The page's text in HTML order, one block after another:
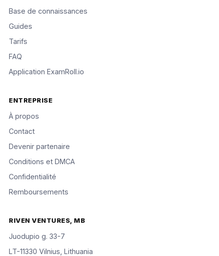
Base de connaissances
Guides
Tarifs
FAQ
Application ExamRoll.io
ENTREPRISE
À propos
Contact
Devenir partenaire
Conditions et DMCA
Confidentialité
Remboursements
RIVEN VENTURES, MB
Juodupio g. 33-7
LT-11330 Vilnius, Lithuania